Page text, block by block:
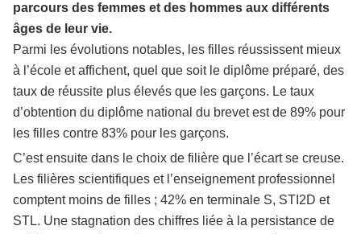
parcours des femmes et des hommes aux différents
âges de leur vie.
Parmi les évolutions notables, les filles réussissent mieux
à l’école et affichent, quel que soit le diplôme préparé, des
taux de réussite plus élevés que les garçons. Le taux
d’obtention du diplôme national du brevet est de 89% pour
les filles contre 83% pour les garçons.
C’est ensuite dans le choix de filière que l’écart se creuse.
Les filières scientifiques et l’enseignement professionnel
comptent moins de filles ; 42% en terminale S, STI2D et
STL. Une stagnation des chiffres liée à la persistance de